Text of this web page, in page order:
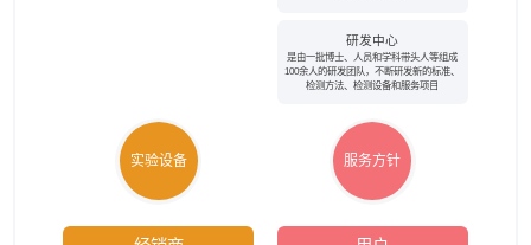
研发中心
是由一批博士、人员和学科带头人等组成
100余人的研发团队，不断研发新的标准、
检测方法、检测设备和服务项目
实验设备 服务方针